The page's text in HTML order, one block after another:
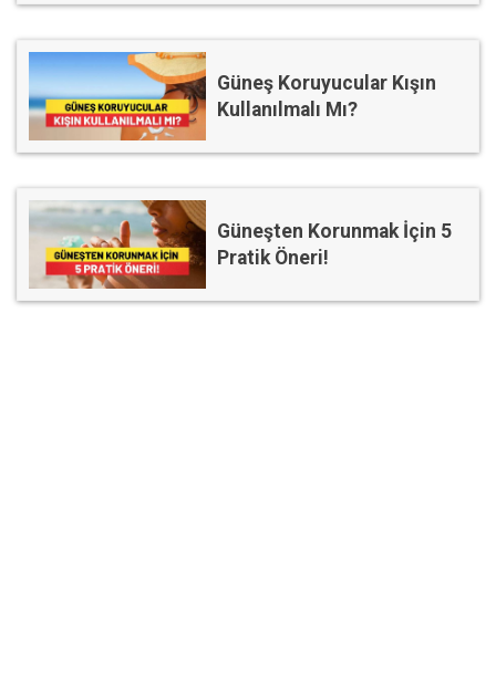
Güneş Koruyucular Kışın
Kullanılmalı Mı?
Güneşten Korunmak İçin 5
Pratik Öneri!